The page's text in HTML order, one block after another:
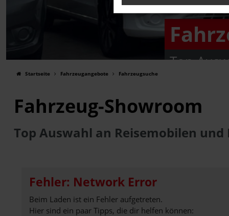
Top
Startseite Fahrzeugangebote Fahrzeugsuche
Fahrzeug-Showroom
Top Auswahl an Reisemobilen und
Fehler: Network Error
Beim Laden ist ein Fehler aufgetreten.
Hier sind ein paar Tipps, die dir helfen können: